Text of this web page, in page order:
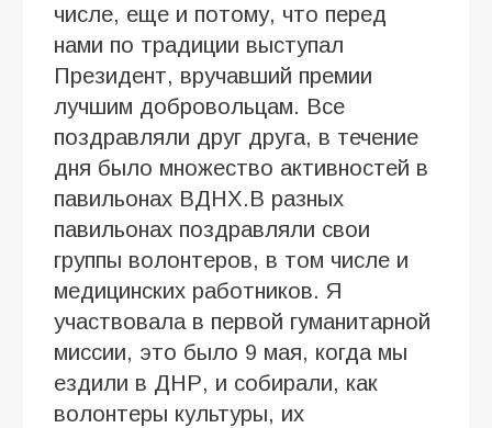
числе, еще и потому, что перед
нами по традиции выступал
Президент, вручавший премии
лучшим добровольцам. Все
поздравляли друг друга, в течение
дня было множество активностей в
павильонах ВДНХ.В разных
павильонах поздравляли свои
группы волонтеров, в том числе и
медицинских работников. Я
участвовала в первой гуманитарной
миссии, это было 9 мая, когда мы
ездили в ДНР, и собирали, как
волонтеры культуры, их